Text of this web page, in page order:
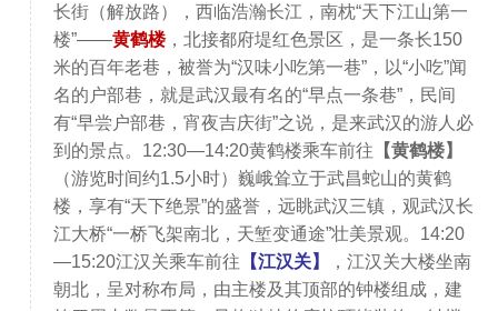
长街（解放路），西临浩瀚长江，南枕“天下江山第一
楼”——黄鹤楼，北接都府堤红色景区，是一条长150
米的百年老巷，被誉为“汉味小吃第一巷”，以“小吃”闻
名的户部巷，就是武汉最有名的“早点一条巷”，民间
有“早尝户部巷，宵夜吉庆街”之说，是来武汉的游人必
到的景点。12:30—14:20黄鹤楼乘车前往 【黄鹤楼】
（游览时间约1.5小时）巍峨耸立于武昌蛇山的黄鹤
楼，享有“天下绝景”的盛誉，远眺武汉三镇，观武汉长
江大桥“一桥飞架南北，天堑变通途”壮美景观。14:20
—15:20江汉关乘车前往 【江汉关】
，江汉关大楼坐南
朝北，呈对称布局，由主楼及其顶部的钟楼组成，建